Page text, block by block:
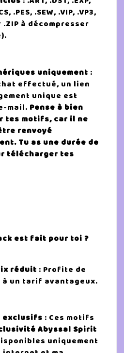
.PES, .SEW, .VIP, .VP3,
à décompresser
uniquement :
effectué, un lien
unique est
mail. Pense à bien
tes motifs, car il ne
renvoyé
Tu as une durée de
télécharger tes
est fait pour toi ?
réduit : Profite de
à un tarif avantageux.
exclusifs : Ces motifs
Abyssal Spirit
uniquement